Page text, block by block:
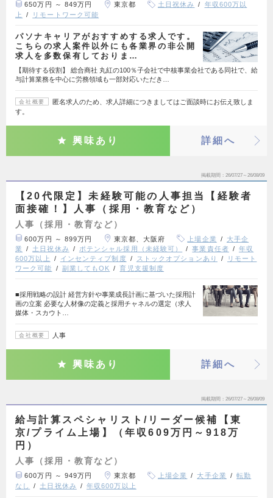
650万円 ～ 849万円 東京都 土日祝休み
年収600万以
上
リモートワーク可能
パソナキャリアがおすすめする求人です。
こちらの求人案件以外にも各業界の非公開
求人を多数保有しておりま…
【期待する役割】 総合商社 丸紅の100％子会社で中核事業会社である同社で、給
与計算業務を中心に労務領域も一部対応いただき…
会社概要
匿名求人のため、求人詳細につきましてはご面談時にお伝え致しま
す。
興味あり 詳細へ
掲載期間 26/07/27～26/08/09
【20代限定】未経験可能の人事担当【経験者
面接確！】人事（採用・教育など）
人事（採用・教育など）
600万円 ～ 899万円 東京都、大阪府 上場企業
大手企
業
土日祝休み ポテンシャル採用（未経験可） 事業責任者
年収
600万以上
インセンティブ制度 ストックオプションあり
リモート
ワーク可能
副業してもOK 育児支援制度
■採用戦略の設計 経営方針や事業成長計画に基づいた採用計
画の立案 必要な人材像の定義と採用チャネルの選定（求人
媒体・スカウト…
会社概要 人事
興味あり 詳細へ
掲載期間 26/07/27～26/08/09
給与計算スペシャリスト/リーダー候補【東
京/プライム上場】（年収609万円～918万
円）
人事（採用・教育など）
600万円 ～ 949万円 東京都 上場企業 大手企業
転勤
なし
土日祝休み 年収600万以上